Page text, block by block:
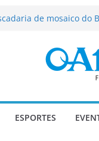
social em Atibaia
de agosto de 2026
e Morango abre
ESPORTES